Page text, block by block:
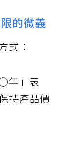
的微義
式：
年」表
持產品價